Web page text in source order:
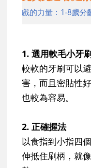
戲的力量：1-8歲分
1. 選用軟毛小牙
較軟的牙刷可以
害，而且密貼性
也較為容易。
2. 正確握法
以食指到小指四
伸抵住刷柄，就